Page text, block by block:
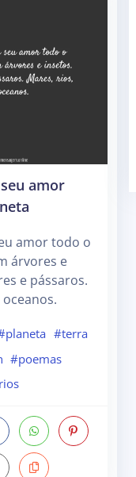
amor
amor todo o
árvores e
e pássaros.
#terra
#poemas